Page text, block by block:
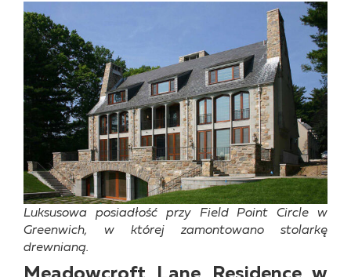
Luksusowa posiadłość przy Field Point Circle w
Greenwich, w której zamontowano stolarkę
drewnianą.